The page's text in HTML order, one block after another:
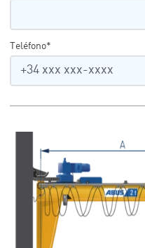
Teléfono*